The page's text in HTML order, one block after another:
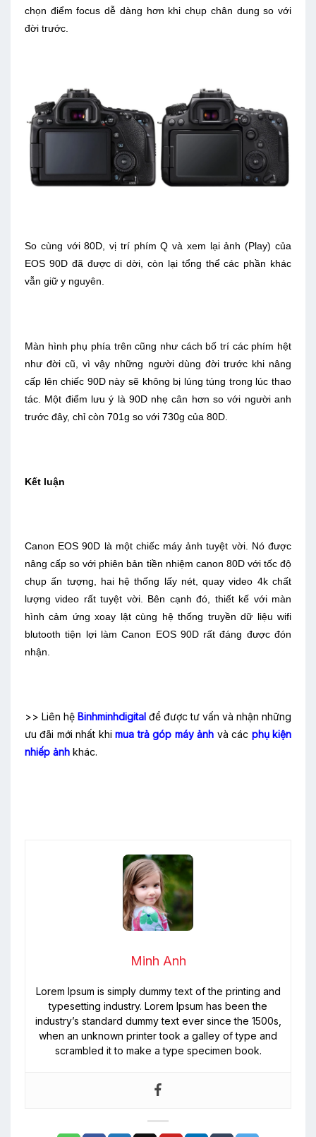
chọn điểm focus dễ dàng hơn khi chụp chân dung so với
đời trước.
So cùng với 80D, vị trí phím Q và xem lại ảnh (Play) của
EOS 90D đã được di dời, còn lại tổng thể các phần khác
vẫn giữ y nguyên.
Màn hình phụ phía trên cũng như cách bố trí các phím hệt
như đời cũ, vì vậy những người dùng đời trước khi nâng
cấp lên chiếc 90D này sẽ không bị lúng túng trong lúc thao
tác. Một điểm lưu ý là 90D nhẹ cân hơn so với người anh
trước đây, chỉ còn 701g so với 730g của 80D.
Kết luận
Canon EOS 90D là một chiếc máy ảnh tuyệt vời. Nó được
nâng cấp so với phiên bản tiền nhiệm canon 80D với tốc độ
chụp ấn tượng, hai hệ thống lấy nét, quay video 4k chất
lượng video rất tuyệt vời. Bên cạnh đó, thiết kế với màn
hình cảm ứng xoay lật cùng hệ thống truyền dữ liệu wifi
blutooth tiện lợi làm Canon EOS 90D rất đáng được đón
nhận.
>> Liên hệ Binhminhdigital để được tư vấn và nhận những
ưu đãi mới nhất khimua trả góp máy ảnh và các phụ kiện
nhiếp ảnh khác.
Minh Anh
Lorem Ipsum is simply dummy text of the printing and
typesetting industry. Lorem Ipsum has been the
industry’s standard dummy text ever since the 1500s,
when an unknown printer took a galley of type and
scrambled it to make a type specimen book.